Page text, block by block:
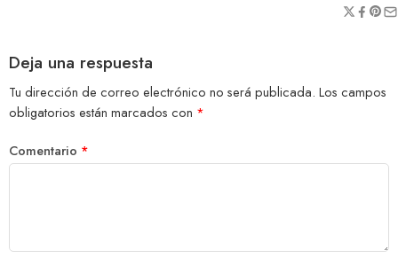
Deja una respuesta
Tu dirección de correo electrónico no será publicada. Los campos
obligatorios están marcados con *
Comentario *